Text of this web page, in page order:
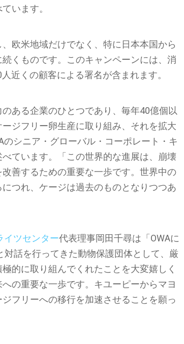
います。
欧米地域だけでなく、特に日本本国から
くものです。このキャンペーンには、消
近くの顧客による署名が含まれます。
ある企業のひとつであり、毎年40億個以
ジフリー卵生産に取り組み、それを拡大
シニア・グローバル・コーポレート・キ
ています。「この世界的な進展は、崩壊
善するための重要な一歩です。世界中の
つれ、ケージは過去のものとなりつつあ
イツセンター代表理事岡田千尋は「OWAに
話を行ってきた動物保護団体として、厳
的に取り組んでくれたことを大変嬉しく
の重要な一歩です。キユーピーからマヨ
フリーへの移行を加速させることを願っ